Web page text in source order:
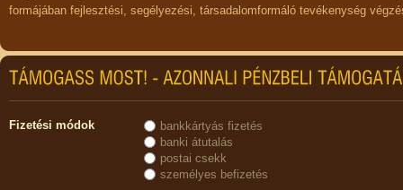
formájában fejlesztési, segélyezési, társadalomformáló tevékenység
Fizetési módok
bankkártyás fizetés
banki átutalás
postai csekk
személyes befizetés